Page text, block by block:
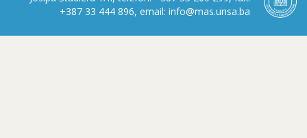
+387 33 444 896, email: info@mas.unsa.ba